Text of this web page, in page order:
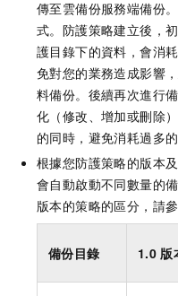
傳至雲備份服務端備份
式。 防護策略建立後，
護目錄下的資料，會消
免對您的業務造成影響
料備份。 後續再次進行
化（修改、增加或刪除
的同時，避免消耗過多的
根據您防護策略的版本
會自動啟動不同數量的
版本的策略的區分，請
備份目錄 1.0 版